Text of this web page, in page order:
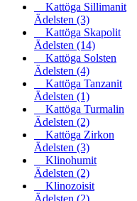
Kattöga Sillimanit
Ädelsten (3)
Kattöga Skapolit
Ädelsten (14)
Kattöga Solsten
Ädelsten (4)
Kattöga Tanzanit
Ädelsten (1)
Kattöga Turmalin
Ädelsten (2)
Kattöga Zirkon
Ädelsten (3)
Klinohumit
Ädelsten (2)
Klinozoisit